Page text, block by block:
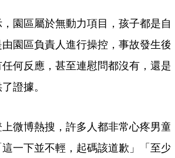
園區屬於無動力項目，孩子都是自
園區負責人進行操控，事故發生後
何反應，甚至連慰問都沒有，還是
證據。
微博熱搜，許多人都非常心疼男童
這一下並不輕，起碼該道歉」「至少